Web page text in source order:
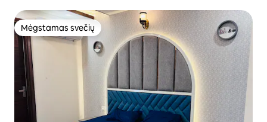
Mėgstamas svečių
Mėgstamas svečių